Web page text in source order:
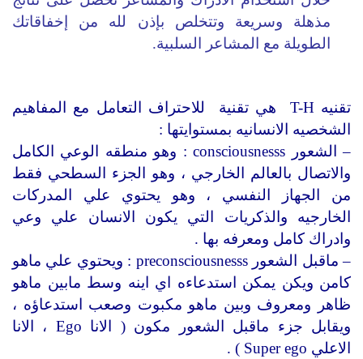
مذهلة وسريعة وتتخلص بإذن لله من إخفاقاتك
الطويلة مع المشاعر السلبية.
تقنيه T-H هي تقنية للاحتراف التعامل مع المفاهيم
الشخصيه الانسانيه بمستوايتها :
– الشعور consciousnesss : وهو منطقه الوعي الكامل
والاتصال بالعالم الخارجي ، وهو الجزء السطحي فقط
من الجهاز النفسي ، وهو يحتوي علي المدركات
الخارجيه والذكريات التي يكون الانسان علي وعي
وادراك كامل ومعرفه بها .
– ماقبل الشعور preconsciousnesss : ويحتوي علي ماهو
كامن ويكن يمكن استدعاءه اي اينه وسط مابين ماهو
ظاهر ومعروف وبين ماهو مكبوت وصعب استدعاؤه ،
ويقابل جزء ماقبل الشعور مكون ( الانا Ego ، الانا
الاعلي Super ego ) .